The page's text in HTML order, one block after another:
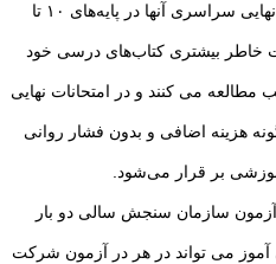
نهایی سراسری آنها در پایه‌های ۱۰ تا
خاطر بیشتری کتاب‌های درسی خود
مطالعه می کنند و در امتحانات نهایی
هزینه اضافی و بدون فشار روانی
بر قرار می‌شود.
سازمان سنجش سالی دو بار
آموز می تواند در هر در آزمون شرکت